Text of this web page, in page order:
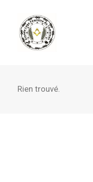
Rien trouvé.